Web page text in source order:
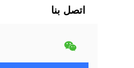
اتصل بنا